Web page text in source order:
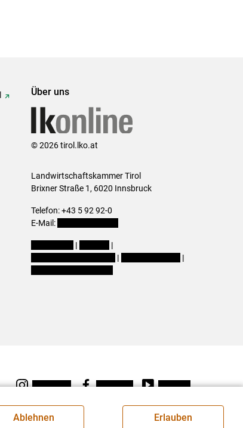
Über uns
© 2026 tirol.lko.at
Landwirtschaftskammer Tirol
Brixner Straße 1, 6020 Innsbruck
Telefon: +43 5 92 92-0
E-Mail:
|
|
|
|
Instagram Facebook Youtube
Ablehnen Erlauben